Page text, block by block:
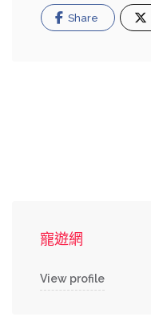
Share
寵遊網
View profile